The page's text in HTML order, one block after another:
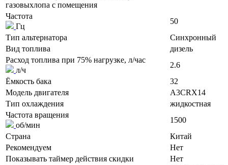
газовыхлопа с помещения
Частота
Гц
50
Тип альтернатора
Синхронный
Вид топлива
дизель
Расход топлива при 75% нагрузке, л/час
л/ч
2.6
Ёмкость бака
32
Модель двигателя
A3CRX14
Тип охлаждения
жидкостная
Частота вращения
об/мин
1500
Страна
Китай
Рекомендуем
Нет
Показывать таймер действия скидки
Нет